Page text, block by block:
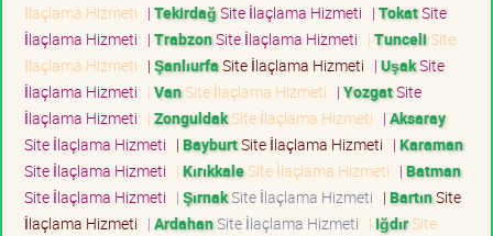
İlaçlama Hizmeti | TekirdağSite İlaçlama Hizmeti | TokatSite
İlaçlama Hizmeti | TrabzonSite İlaçlama Hizmeti | Tunceli Site
İlaçlama Hizmeti | ŞanlıurfaSite İlaçlama Hizmeti | UşakSite
İlaçlama Hizmeti | VanSite İlaçlama Hizmeti | YozgatSite
İlaçlama Hizmeti | ZonguldakSite İlaçlama Hizmeti | Aksaray
Site İlaçlama Hizmeti | BayburtSite İlaçlama Hizmeti | Karaman
Site İlaçlama Hizmeti | KırıkkaleSite İlaçlama Hizmeti | Batman
Site İlaçlama Hizmeti | ŞırnakSite İlaçlama Hizmeti | BartınSite
İlaçlama Hizmeti | ArdahanSite İlaçlama Hizmeti | IğdırSite